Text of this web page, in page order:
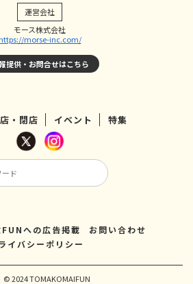
運営会社
モース株式会社
https://morse-inc.com/
提供・お問合せはこちら
・閉店 イベント 特集
への広告掲載
お問い合わせ
イバシーポリシー
© 2024 TOMAKOMAIFUN